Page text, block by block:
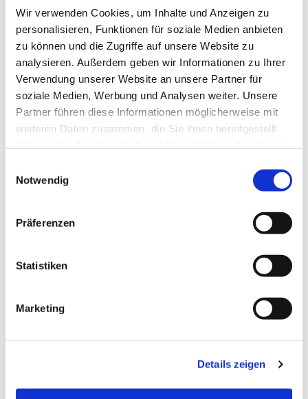
Wir verwenden Cookies, um Inhalte und Anzeigen zu
personalisieren, Funktionen für soziale Medien anbieten
zu können und die Zugriffe auf unsere Website zu
analysieren. Außerdem geben wir Informationen zu Ihrer
Verwendung unserer Website an unsere Partner für
soziale Medien, Werbung und Analysen weiter. Unsere
Partner führen diese Informationen möglicherweise mit
weiteren Daten zusammen, die Sie ihnen bereitgestellt
Notwendig
Präferenzen
Statistiken
Marketing
Details zeigen
Strukturiertes Designglas kann sich durch die
unterschiedlichen Muster jedem Stil anpassen,
kann aber auch selber stilbildend wirken. Der
großflächige Einsatz beispielsweise als
Trennwand kann ganzen Räumen je nach Wunsch
eine klare kühle, verspielt leichte oder rustikal raue
Atmosphäre verleihen. Neben der visuellen hat
verstärkt. Designgläser sind in verschiedenen
Ausführungen erhältlich. Je nach Walzenform
glatte oder zwei strukturierte Oberflächen erzeugt
weiterverarbeitet werden, z. B. lackiert oder
Gestaltungsmöglichkeiten und zeigt das Potenzial
von strukturiertem Designglas als Material mit
changieren, scheinbar in Bewegung sein oder in
Kombination mit Farbe eine geradezu stoffliche